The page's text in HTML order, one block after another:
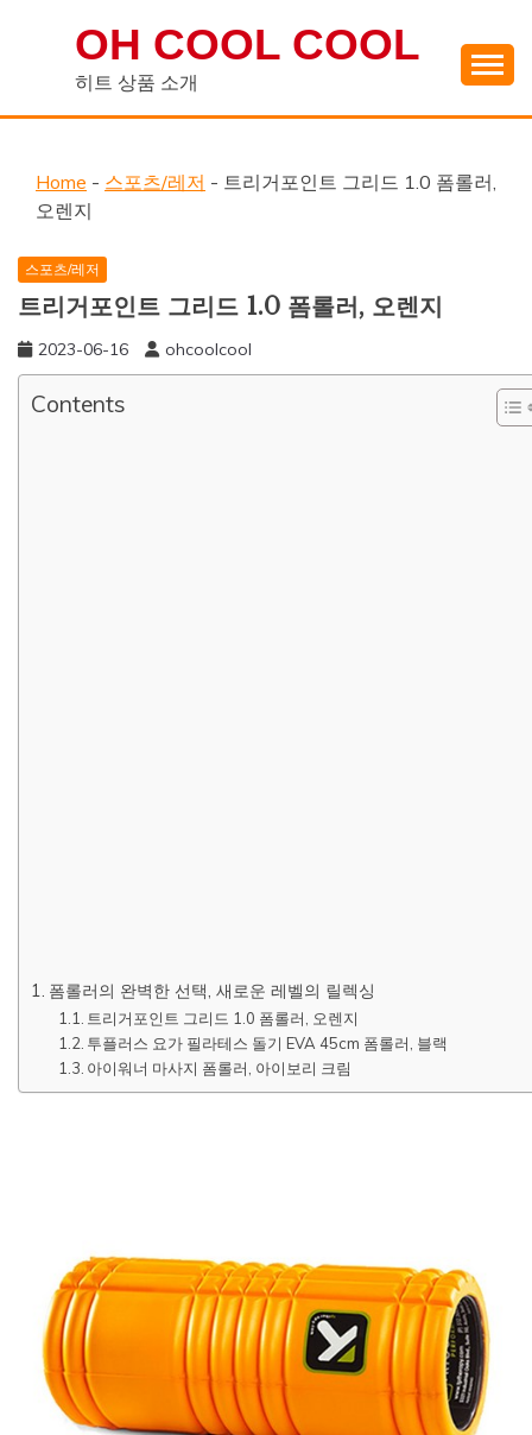
OH COOL COOL
히트 상품 소개
Home - 스포츠/레저 - 트리거포인트 그리드 1.0 폼롤러,
오렌지
스포츠/레저
트리거포인트 그리드 1.0 폼롤러, 오렌지
2023-06-16 ohcoolcool
Contents
폼롤러의 완벽한 선택, 새로운 레벨의 릴렉싱
트리거포인트 그리드 1.0 폼롤러, 오렌지
투플러스 요가 필라테스 돌기 EVA 45cm 폼롤러, 블랙
아이워너 마사지 폼롤러, 아이보리 크림